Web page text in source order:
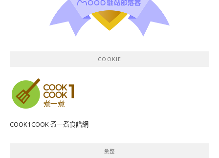
COOKIE
COOK1COOK 煮一煮食譜網
彙整